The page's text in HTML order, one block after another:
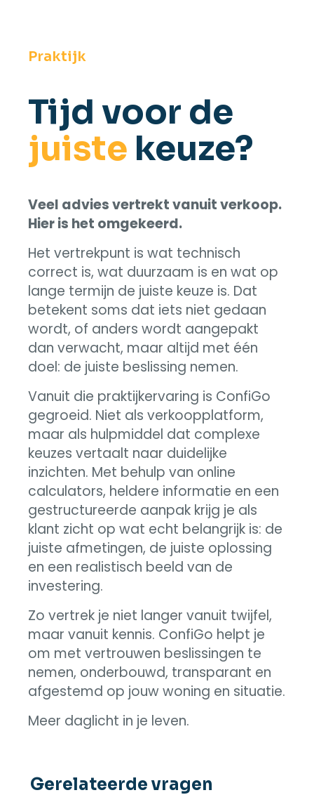
Praktijk
Tijd voor de
juiste keuze?
Veel advies vertrekt vanuit verkoop.
Hier is het omgekeerd.
Het vertrekpunt is wat technisch
correct is, wat duurzaam is en wat op
lange termijn de juiste keuze is. Dat
betekent soms dat iets niet gedaan
wordt, of anders wordt aangepakt
dan verwacht, maar altijd met één
doel: de juiste beslissing nemen.
Vanuit die praktijkervaring is ConfiGo
gegroeid. Niet als verkoopplatform,
maar als hulpmiddel dat complexe
keuzes vertaalt naar duidelijke
inzichten. Met behulp van online
calculators, heldere informatie en een
gestructureerde aanpak krijg je als
klant zicht op wat echt belangrijk is: de
juiste afmetingen, de juiste oplossing
en een realistisch beeld van de
investering.
Zo vertrek je niet langer vanuit twijfel,
maar vanuit kennis. ConfiGo helpt je
om met vertrouwen beslissingen te
nemen, onderbouwd, transparant en
afgestemd op jouw woning en situatie.
Meer daglicht in je leven.
Gerelateerde vragen